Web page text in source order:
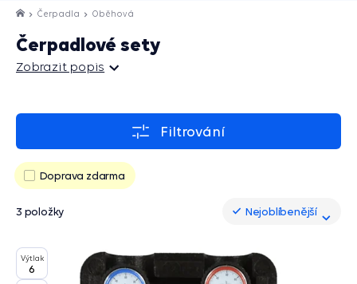
Čerpadla Oběhová
Čerpadlové sety
Zobrazit popis
Filtrování
Doprava zdarma
3 položky Nejoblíbenější
Nejoblíbenější
Výtlak
6